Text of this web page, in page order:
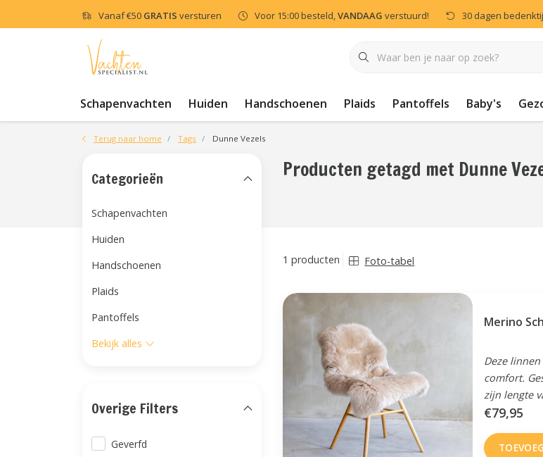
Vanaf€50 GRATIS versturen Voor 15:00 besteld,VANDAAG verstuurd! 30 dagen
Schapenvachten Huiden Handschoenen Plaids Pantoffels Baby's
Terug naar home Tags Dunne Vezels
Producten getagd met Dunne
1 producten Foto-tabel
Merino
Deze
comfort.
zijn lengte
€79,95
Categorieën
Schapenvachten
Huiden
Handschoenen
Plaids
Pantoffels
Bekijk alles
Overige Filters
Geverfd